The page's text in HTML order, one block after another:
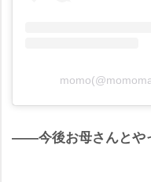
――今後お母さんとや